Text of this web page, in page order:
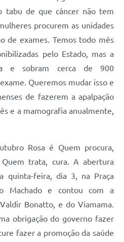
tabu de que câncer não tem
procurem as unidades
de exames. Temos todo mês
pelo Estado, mas a
e sobram cerca de 900
Queremos mudar isso e
de fazerem a apalpação
e a mamografia anualmente,
Rosa é Quem procura,
trata, cura. A abertura
quinta-feira, dia 3, na Praça
Machado e contou com a
Bonatto, e do Viamama.
obrigação do governo fazer
fazer a promoção da saúde